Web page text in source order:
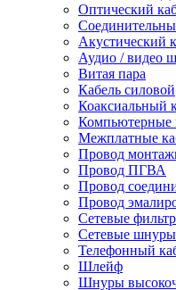
Оптический
Акустический
Аудио / видео
Витая пара
Кабель силовой
Коаксиальный
Межплатные
Провод
Провод ПГВА
Провод
Провод
Сетевые
Сетевые шнуры
Телефонный
Шлейф
Шнуры